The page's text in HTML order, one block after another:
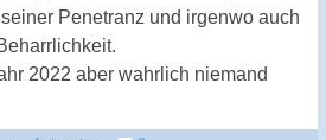
Penetranz und irgenwo auch
2022 aber wahrlich niemand